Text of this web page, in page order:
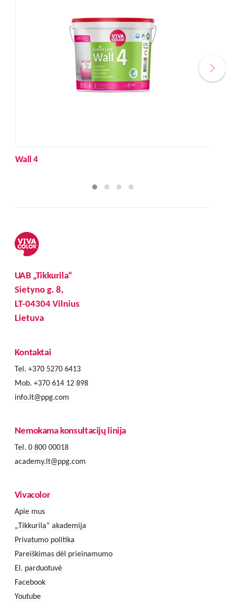
Wall 4
UAB „Tikkurila“
Sietyno g. 8,
LT-04304 Vilnius
Lietuva
Kontaktai
Tel. +370 5270 6413
Mob. +370 614 12 898
info.lt@ppg.com
Nemokama konsultacijų linija
Tel. 0 800 00018
academy.lt@ppg.com
Vivacolor
Apie mus
„Tikkurila“ akademija
Privatumo politika
Pareiškimas dėl prieinamumo
El. parduotuvė
Facebook
Youtube